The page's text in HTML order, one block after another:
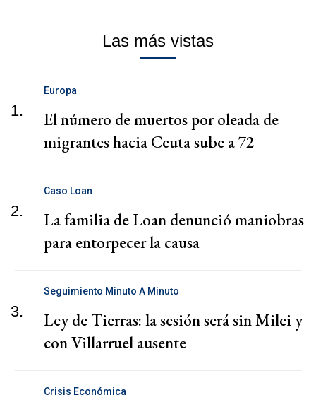
Las más vistas
1.
Europa
El número de muertos por oleada de
migrantes hacia Ceuta sube a 72
2.
Caso Loan
La familia de Loan denunció maniobras
para entorpecer la causa
3.
Seguimiento Minuto A Minuto
Ley de Tierras: la sesión será sin Milei y
con Villarruel ausente
Crisis Económica